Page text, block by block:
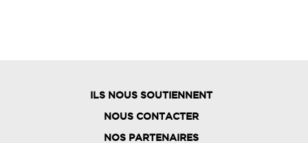
ILS NOUS SOUTIENNENT
NOUS CONTACTER
NOS PARTENAIRES